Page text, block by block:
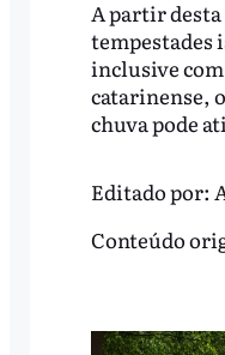
A partir desta
tempestades
inclusive
catarinense,
chuva pode
Editado por:
Conteúdo